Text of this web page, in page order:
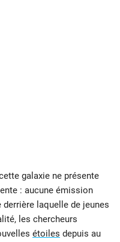
galaxie ne présente
: aucune émission
laquelle de jeunes
les chercheurs
étoiles depuis au